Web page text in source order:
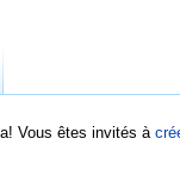
Vous êtes invités à